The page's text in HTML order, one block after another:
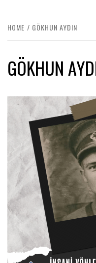
HOME GÖKHUN AYDIN
GÖKHUN